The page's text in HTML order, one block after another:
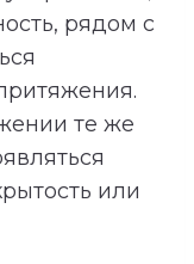
рядом с
те же
или